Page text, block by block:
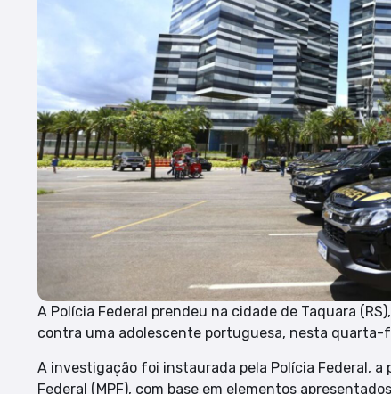
A Polícia Federal prendeu na cidade de Taquara
contra uma adolescente portuguesa, nesta quarta-
A investigação foi instaurada pela Polícia Federal,
Federal (MPF), com base em elementos